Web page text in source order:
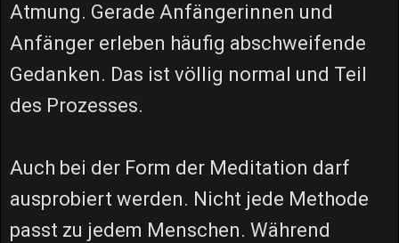
Atmung. Gerade Anfängerinnen und
Anfänger erleben häufig abschweifende
Gedanken. Das ist völlig normal und Teil
des Prozesses.
Auch bei der Form der Meditation darf
ausprobiert werden. Nicht jede Methode
passt zu jedem Menschen. Während